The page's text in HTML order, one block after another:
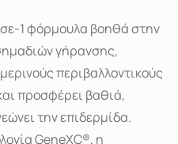
1 φόρμουλα βοηθά στην
γήρανσης,
περιβαλλοντικούς
προσφέρει βαθιά,
την επιδερμίδα.
GeneXC®, η